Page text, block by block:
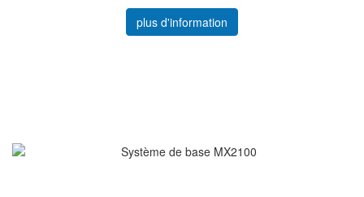
plus d'information